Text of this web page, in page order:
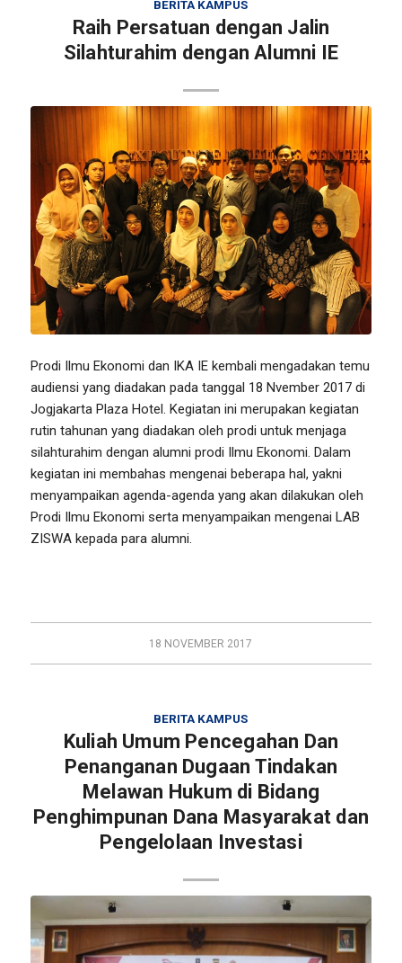
BERITA KAMPUS
Raih Persatuan dengan Jalin
Silahturahim dengan Alumni IE
Prodi Ilmu Ekonomi dan IKA IE kembali mengadakan temu
audiensi yang diadakan pada tanggal 18 Nvember 2017 di
Jogjakarta Plaza Hotel. Kegiatan ini merupakan kegiatan
rutin tahunan yang diadakan oleh prodi untuk menjaga
silahturahim dengan alumni prodi Ilmu Ekonomi. Dalam
kegiatan ini membahas mengenai beberapa hal, yakni
menyampaikan agenda-agenda yang akan dilakukan oleh
Prodi Ilmu Ekonomi serta menyampaikan mengenai LAB
ZISWA kepada para alumni.
18 NOVEMBER 2017
BERITA KAMPUS
Kuliah Umum Pencegahan Dan
Penanganan Dugaan Tindakan
Melawan Hukum di Bidang
Penghimpunan Dana Masyarakat dan
Pengelolaan Investasi